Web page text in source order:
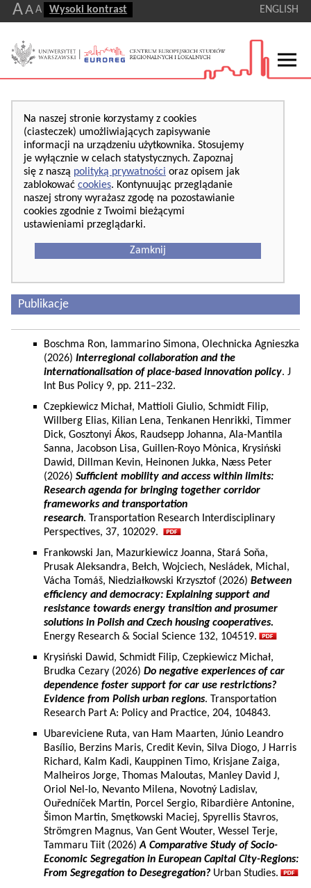
AA A Wysoki kontrast ENGLISH
Na naszej stronie korzystamy z cookies
(ciasteczek) umożliwiających zapisywanie
informacji na urządzeniu użytkownika. Stosujemy
je wyłącznie w celach statystycznych. Zapoznaj
się z naszą polityką prywatności oraz opisem jak
zablokować cookies. Kontynuując przeglądanie
naszej strony wyrażasz zgodę na pozostawianie
cookies zgodnie z Twoimi bieżącymi
ustawieniami przeglądarki.
Zamknij
Publikacje
Boschma Ron, Iammarino Simona, Olechnicka Agnieszka
(2026) Interregional collaboration and the
internationalisation of place-based innovation policy. J
Int Bus Policy 9, pp. 211–232.
Czepkiewicz Michał, Mattioli Giulio, Schmidt Filip,
Willberg Elias, Kilian Lena, Tenkanen Henrikki, Timmer
Dick, Gosztonyi Ákos, Raudsepp Johanna, Ala-Mantila
Sanna, Jacobson Lisa, Guillen-Royo Mònica, Krysiński
Dawid, Dillman Kevin, Heinonen Jukka, Næss Peter
(2026) Sufficient mobility and access within limits:
Research agenda for bringing together corridor
frameworks and transportation
research. Transportation Research Interdisciplinary
Perspectives, 37, 102029.
Frankowski Jan, Mazurkiewicz Joanna, Stará Soňa,
Prusak Aleksandra, Bełch, Wojciech, Nesládek, Michal,
Vácha Tomáš, Niedziałkowski Krzysztof (2026) Between
efficiency and democracy: Explaining support and
resistance towards energy transition and prosumer
solutions in Polish and Czech housing cooperatives.
Energy Research & Social Science 132, 104519.
Krysiński Dawid, Schmidt Filip, Czepkiewicz Michał,
Brudka Cezary (2026) Do negative experiences of car
dependence foster support for car use restrictions?
Evidence from Polish urban regions. Transportation
Research Part A: Policy and Practice, 204, 104843.
Ubareviciene Ruta, van Ham Maarten, Júnio Leandro
Basílio, Berzins Maris, Credit Kevin, Silva Diogo, J Harris
Richard, Kalm Kadi, Kauppinen Timo, Krisjane Zaiga,
Malheiros Jorge, Thomas Maloutas, Manley David J,
Oriol Nel-lo, Nevanto Milena, Novotný Ladislav,
Ouředníček Martin, Porcel Sergio, Ribardière Antonine,
Šimon Martin, Smętkowski Maciej, Spyrellis Stavros,
Strömgren Magnus, Van Gent Wouter, Wessel Terje,
Tammaru Tiit (2026)A Comparative Study of Socio-
Economic Segregation in European Capital City-Regions:
From Segregation to Desegregation? Urban Studies.